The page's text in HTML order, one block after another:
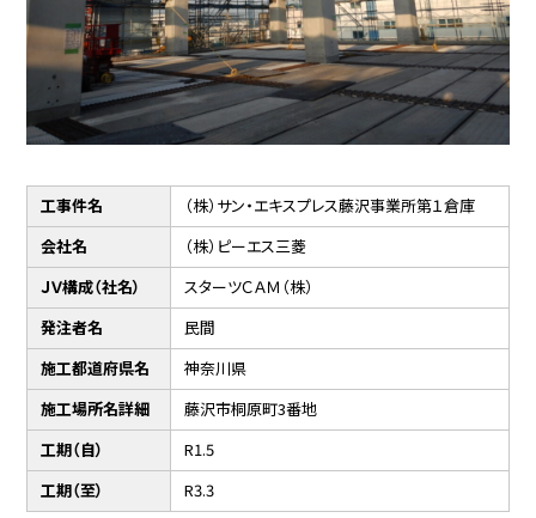
工事件名
（株）サン・エキスプレス藤沢事業所第１倉庫
会社名
（株）ピーエス三菱
ＪＶ構成（社名）
スターツＣＡＭ（株）
発注者名
民間
施工都道府県名
神奈川県
施工場所名詳細
藤沢市桐原町3番地
工期（自）
R1.5
工期（至）
R3.3